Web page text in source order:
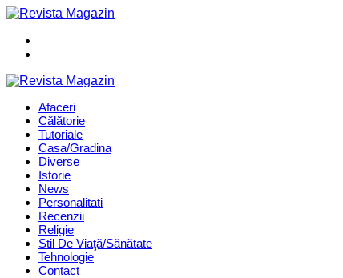
Menu
Menu Afaceri
Călătorie
Tutoriale
Casa/Gradina
Diverse
Istorie
News
Personalitati
Recenzii
Religie
Stil De Viaţă/Sănătate
Tehnologie
Contact